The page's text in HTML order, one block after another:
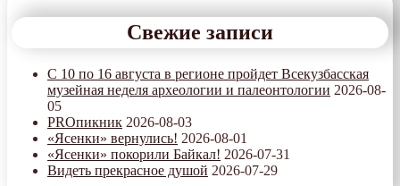
Свежие записи
С 10 по 16 августа в регионе пройдет Всекузбасская
музейная неделя археологии и палеонтологии 2026-08-
05
PROпикник 2026-08-03
«Ясенки» вернулись! 2026-08-01
«Ясенки» покорили Байкал! 2026-07-31
Видеть прекрасное душой 2026-07-29